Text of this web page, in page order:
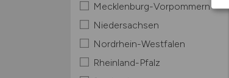
Mecklenburg-Vorpommern
Niedersachsen
Nordrhein-Westfalen
Rheinland-Pfalz